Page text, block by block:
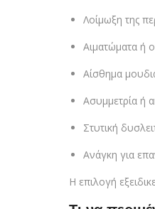
Λοίμωξη της
Αιματώματα ή
Αίσθημα
Ασυμμετρία ή
Στυτική
Ανάγκη για
Η επιλογή